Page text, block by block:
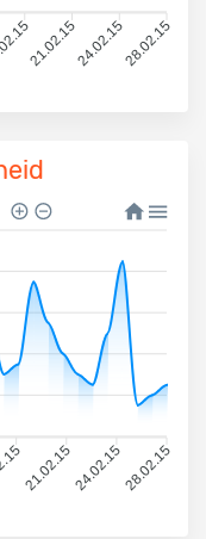
21.02.1524.02.1528.02.15
21.02.1524.02.1528.02.15